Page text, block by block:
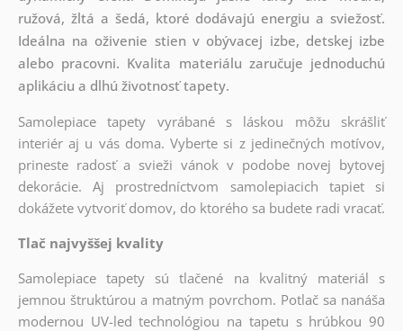
ružová, žltá a šedá, ktoré dodávajú energiu a sviežosť.
Ideálna na oživenie stien v obývacej izbe, detskej izbe
alebo pracovni. Kvalita materiálu zaručuje jednoduchú
aplikáciu a dlhú životnosť tapety.
Samolepiace tapety vyrábané s láskou môžu skrášliť
interiér aj u vás doma. Vyberte si z jedinečných motívov,
prineste radosť a svieži vánok v podobe novej bytovej
dekorácie. Aj prostredníctvom samolepiacich tapiet si
dokážete vytvoriť domov, do ktorého sa budete radi vracať.
Tlač najvyššej kvality
Samolepiace tapety sú tlačené na kvalitný materiál s
jemnou štruktúrou a matným povrchom. Potlač sa nanáša
modernou UV-led technológiou na tapetu s hrúbkou 90